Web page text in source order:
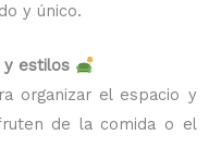
y único.
y estilos
organizar el espacio y
de la comida o el